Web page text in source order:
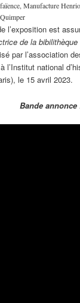
faïence, Manufacture
Quimper
l’exposition est
de la bibilithèque
par l’association
l’Institut national
le 15 avril 2023.
Bande annonce